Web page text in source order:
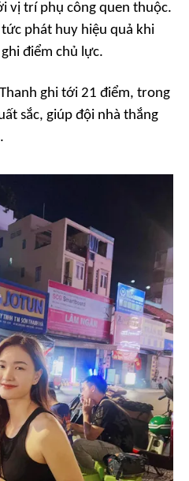
vị trí phụ công quen thuộc.
phát huy hiệu quả khi
điểm chủ lực.
ghi tới 21 điểm, trong
sắc, giúp đội nhà thắng